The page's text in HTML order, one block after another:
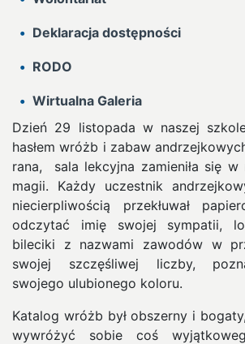
Deklaracja dostępności
RODO
Wirtualna Galeria
Dzień 29 listopada w naszej
hasłem wróżb i zabaw
rana, sala lekcyjna zamieniła się
magii. Każdy uczestnik
niecierpliwością przekłuwał
odczytać imię swojej sympatii,
bileciki z nazwami zawodów w
swojej szczęśliwej liczby,
swojego ulubionego koloru.
Katalog wróżb był obszerny i
wywróżyć sobie coś